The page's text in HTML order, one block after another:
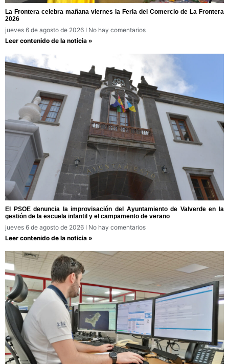
La Frontera celebra mañana viernes la Feria del Comercio de La Frontera
2026
jueves 6 de agosto de 2026
No hay comentarios
Leer contenido de la noticia »
El PSOE denuncia la improvisación del Ayuntamiento de Valverde en la
gestión de la escuela infantil y el campamento de verano
jueves 6 de agosto de 2026
No hay comentarios
Leer contenido de la noticia »